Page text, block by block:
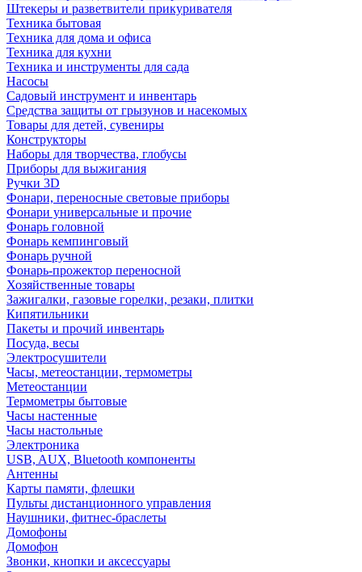
Штекеры и разветвители прикуривателя
Техника бытовая
Техника для дома и офиса
Техника для кухни
Техника и инструменты для сада
Насосы
Садовый инструмент и инвентарь
Средства защиты от грызунов и насекомых
Товары для детей, сувениры
Конструкторы
Наборы для творчества, глобусы
Приборы для выжигания
Ручки 3D
Фонари, переносные световые приборы
Фонари универсальные и прочие
Фонарь головной
Фонарь кемпинговый
Фонарь ручной
Фонарь-прожектор переносной
Хозяйственные товары
Зажигалки, газовые горелки, резаки, плитки
Кипятильники
Пакеты и прочий инвентарь
Посуда, весы
Электросушители
Часы, метеостанции, термометры
Метеостанции
Термометры бытовые
Часы настенные
Часы настольные
Электроника
USB, AUX, Bluetooth компоненты
Антенны
Карты памяти, флешки
Пульты дистанционного управления
Наушники, фитнес-браслеты
Домофоны
Домофон
Звонки, кнопки и аксессуары